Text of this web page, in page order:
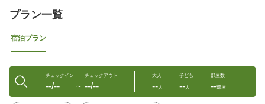
プラン一覧
宿泊プラン
チェックイン
--/-- 〜
チェックアウト
--/--
大人
--人
子ども
--人
部屋数
--部屋